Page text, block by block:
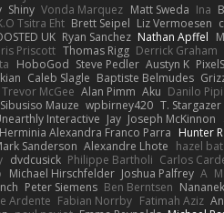
Shiny Vonda Marquez Matt Sweda Ina
Tsitra Eht Brett Seipel Liz Vermoesen
UK Ryan Sanchez Nathan Apffel
Priscott Thomas Rigg Derrick Graham
HoboGod Steve Pedler Austyn K
Caleb Slagle Baptiste Belmudes
Trevor McGee Alan Pimm Aku Danilo Pipi
Sibusiso Mauze wpbirney420 T. Stargazer
Interactive Jay Joseph McKinnon
Herminia Alexandra Franco Parra Hunter R
Sanderson Alexandre Lhote hazel bat
dvdcusick Philippe Bartholi Carlos
Michael Hirschfelder Joshua Palfrey A
Peter Siemens Ben Berntsen
Ardente Fabian Norrby Fatimah Aziz